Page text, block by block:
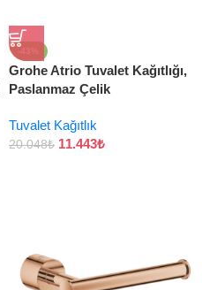
-43%
Grohe Atrio Tuvalet Kağıtlığı,
Paslanmaz Çelik
Tuvalet Kağıtlık
20.048₺ 11.443₺